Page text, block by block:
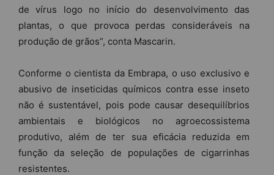
de vírus logo no início do desenvolvimento das
plantas, o que provoca perdas consideráveis na
produção de grãos”, conta Mascarin.
Conforme o cientista da Embrapa, o uso exclusivo e
abusivo de inseticidas químicos contra esse inseto
não é sustentável, pois pode causar desequilíbrios
ambientais e biológicos no agroecossistema
produtivo, além de ter sua eficácia reduzida em
função da seleção de populações de cigarrinhas
resistentes.